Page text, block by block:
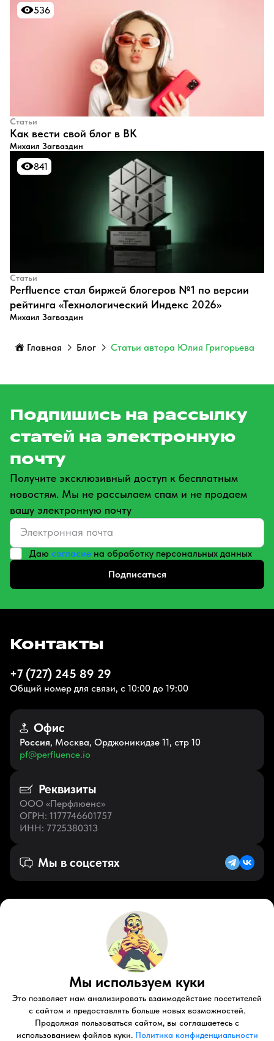
536
536
Статьи
​Как вести свой блог в ВК
Михаил Загваздин
841
841
Статьи
Perfluence стал биржей блогеров №1 по версии
рейтинга «Технологический Индекс 2026»
Михаил Загваздин
Главная Блог Статьи автора Юлия Григорьева
Подпишись на рассылку
статей на электронную
почту
Получите эксклюзивный доступ к бесплатным
новостям. Мы не рассылаем спам и не продаем
вашу электронную почту
Даю согласие на обработку персональных данных
Подписаться
Контакты
+7 (727) 245 89 29
Общий номер для связи, с 10:00 до 19:00
Офис
Россия, Москва, Орджоникидзе 11, стр 10
pf@perfluence.io
Реквизиты
ООО «Перфлюенс»
ОГРН: 1177746601757
ИНН: 7725380313
Мы в соцсетях
Русский (KZ)
ZenYoutubeTelegramTiktokКонтакты
Правовые документыУсловия использования
Пользовательское соглашение
© 2026 Perfluence LLC Все права защищены.
Мы используем куки
Это позволяет нам анализировать взаимодействие посетителей
с сайтом и предоставлять больше новых возможностей.
Продолжая пользоваться сайтом, вы соглашаетесь с
использованием файлов куки. Политика конфиденциальности